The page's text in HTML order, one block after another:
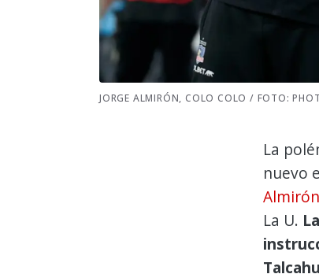
JORGE ALMIRÓN, COLO COLO / FOTO:
La
nuevo
Almirón
La U.